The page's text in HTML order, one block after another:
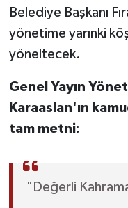
Belediye Başkanı
yönetime yarınki
yöneltecek.
Genel Yayın
Karaaslan'ın
tam metni:
"Değerli